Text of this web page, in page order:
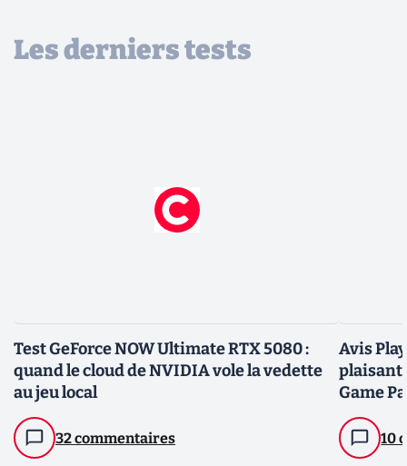
Les derniers tests
Test GeForce NOW Ultimate RTX 5080 :
quand le cloud de NVIDIA vole la vedette
au jeu local
32 commentaires
Avis
Game
10